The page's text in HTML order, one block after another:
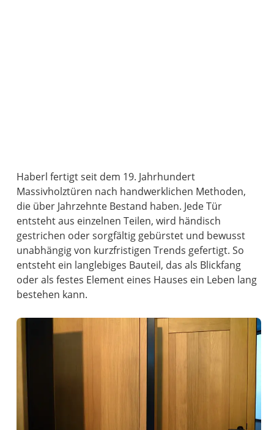
Haberl fertigt seit dem 19. Jahrhundert
Massivholztüren nach handwerklichen Methoden,
die über Jahrzehnte Bestand haben. Jede Tür
entsteht aus einzelnen Teilen, wird händisch
gestrichen oder sorgfältig gebürstet und bewusst
unabhängig von kurzfristigen Trends gefertigt. So
entsteht ein langlebiges Bauteil, das als Blickfang
oder als festes Element eines Hauses ein Leben lang
bestehen kann.